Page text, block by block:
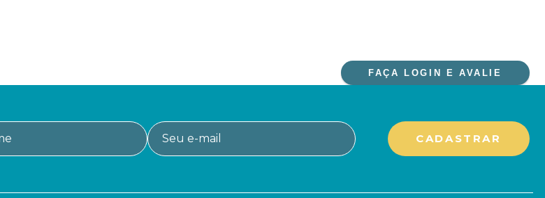
FAÇA LOGIN E AVALIE